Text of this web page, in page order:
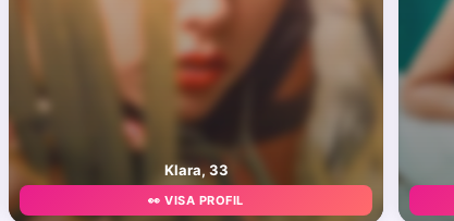
Klara, 33
👀 VISA PROFIL